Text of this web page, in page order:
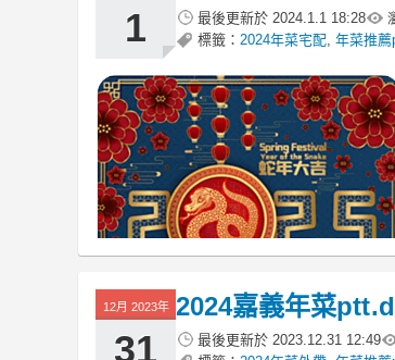
1 最後更新於 2024.1.1 18:28
標籤： 2024年菜宅配 年菜推薦
12月 2023年
31
2024嘉義年菜
最後更新於 2023.12.31 12:49